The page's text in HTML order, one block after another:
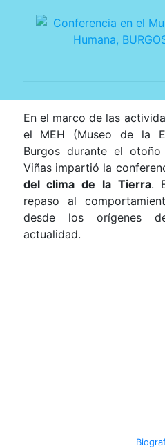
En el marco de las
el MEH (Museo de la
Burgos durante el
Viñas impartió la
del clima de la Tierra.
repaso al
desde los orígenes
actualidad.